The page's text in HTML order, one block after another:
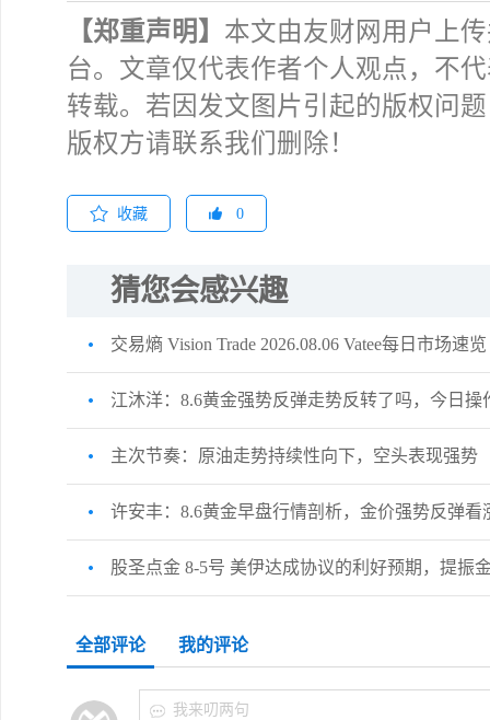
【郑重声明】 本文由友财网用户上
台。文章仅代表作者个人观点，不
转载。若因发文图片引起的版权问
版权方请联系我们删除！
收藏 0
猜您会感兴趣
交易熵 Vision Trade 2026.08.06 Vatee每日市场速览
江沐洋：8.6黄金强势反弹走势反转了吗，今日操
主次节奏：原油走势持续性向下，空头表现强势
许安丰：8.6黄金早盘行情剖析，金价强势反弹看
股圣点金 8-5号 美伊达成协议的利好预期，提振
全部评论 我的评论
我来叨两句